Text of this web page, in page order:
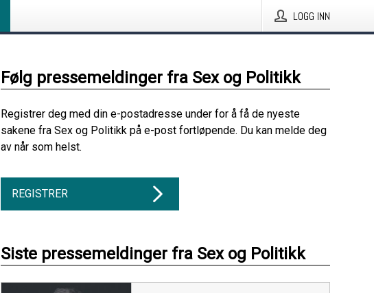
LOGG INN
Følg pressemeldinger fra Sex og Politikk
Registrer deg med din e-postadresse under for å få de nyeste
sakene fra Sex og Politikk på e-post fortløpende. Du kan melde deg
av når som helst.
REGISTRER
Siste pressemeldinger fra Sex og Politikk